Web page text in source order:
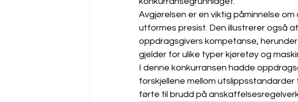
Avgjørelsen er en viktig påminnelse
utformes presist. Den illustrerer også
oppdragsgivers kompetanse,
gjelder for ulike typer kjøretøy og
I denne konkurransen hadde
forskjellene mellom
førte til brudd på